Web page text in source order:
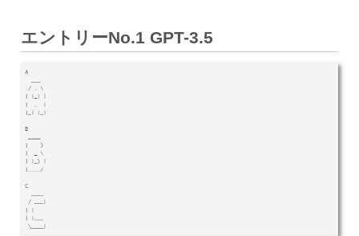
エントリーNo.1 GPT-3.5